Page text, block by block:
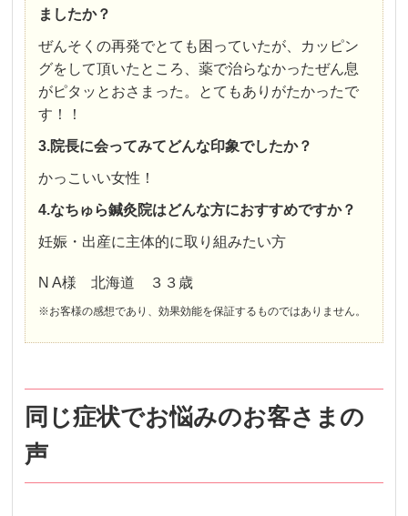
ましたか？
ぜんそくの再発でとても困っていたが、カッピン
グをして頂いたところ、薬で治らなかったぜん息
がピタッとおさまった。とてもありがたかったで
す！！
3.院長に会ってみてどんな印象でしたか？
かっこいい女性！
4.なちゅら鍼灸院はどんな方におすすめですか？
妊娠・出産に主体的に取り組みたい方
N A様 北海道 ３３歳
※お客様の感想であり、効果効能を保証するものではありません。
同じ症状でお悩みのお客さまの
声